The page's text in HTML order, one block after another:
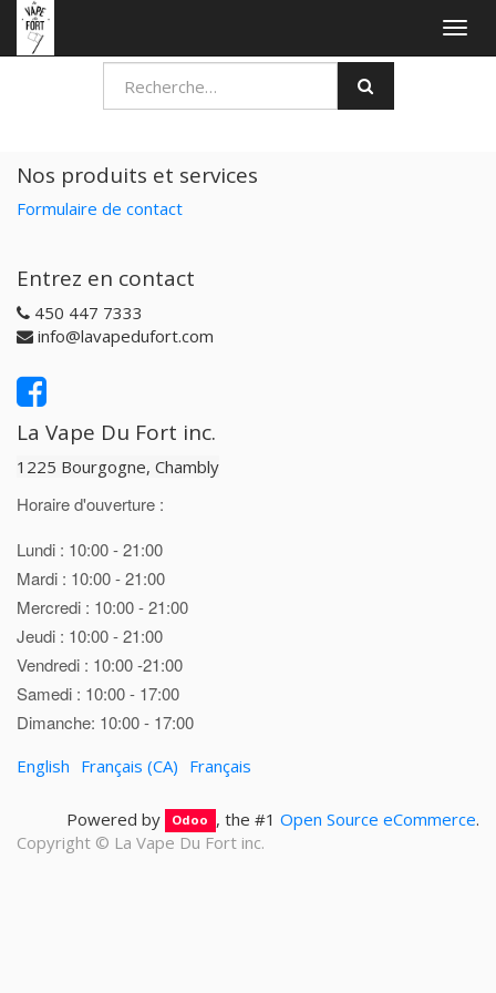
Nos produits et services
Formulaire de contact
Entrez en contact
450 447 7333
info@lavapedufort.com
La Vape Du Fort inc.
1225 Bourgogne, Chambly
Horaire d'ouverture :
Lundi : 10:00 - 21:00
Mardi : 10:00 - 21:00
Mercredi : 10:00 - 21:00
Jeudi : 10:00 - 21:00
Vendredi : 10:00 -21:00
Samedi : 10:00 - 17:00
Dimanche: 10:00 - 17:00
English Français (CA) Français
Powered by Odoo , the #1 Open Source eCommerce.
Copyright © La Vape Du Fort inc.